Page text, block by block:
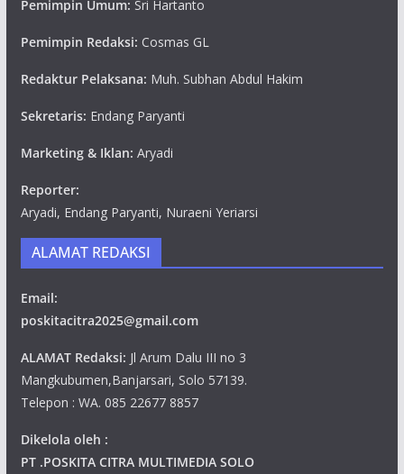
Pemimpin Umum: Sri Hartanto
Pemimpin Redaksi: Cosmas GL
Redaktur Pelaksana: Muh. Subhan Abdul Hakim
Sekretaris: Endang Paryanti
Marketing & Iklan: Aryadi
Reporter:
Aryadi, Endang Paryanti, Nuraeni Yeriarsi
ALAMAT REDAKSI
Email:
poskitacitra2025@gmail.com
ALAMAT Redaksi: Jl Arum Dalu III no 3
Mangkubumen,Banjarsari, Solo 57139.
Telepon : WA. 085 22677 8857
Dikelola oleh :
PT .POSKITA CITRA MULTIMEDIA SOLO